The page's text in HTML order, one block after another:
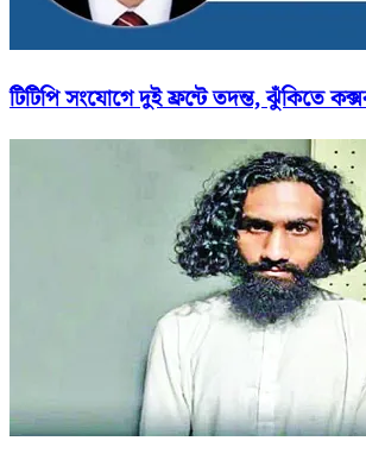
টিটিপি সংযোগে দুই ফ্রন্টে তদন্ত, ঝুঁকিতে